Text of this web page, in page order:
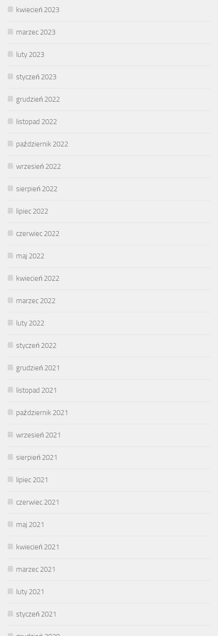
kwiecień 2023
marzec 2023
luty 2023
styczeń 2023
grudzień 2022
listopad 2022
październik 2022
wrzesień 2022
sierpień 2022
lipiec 2022
czerwiec 2022
maj 2022
kwiecień 2022
marzec 2022
luty 2022
styczeń 2022
grudzień 2021
listopad 2021
październik 2021
wrzesień 2021
sierpień 2021
lipiec 2021
czerwiec 2021
maj 2021
kwiecień 2021
marzec 2021
luty 2021
styczeń 2021